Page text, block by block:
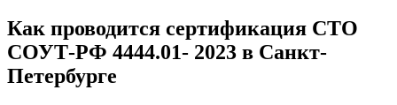
Как проводится сертификация СТО
СОУТ-РФ 4444.01- 2023 в Санкт-
Петербурге